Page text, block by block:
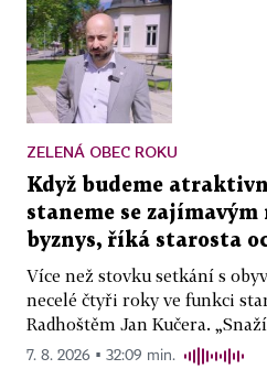
ZELENÁ OBEC ROKU
Když budeme
staneme se zajímavým
byznys, říká starosta
Více než stovku setkání s
necelé čtyři roky ve funkci
Radhoštěm Jan Kučera.
7. 8. 2026 ▪ 32:09 min.